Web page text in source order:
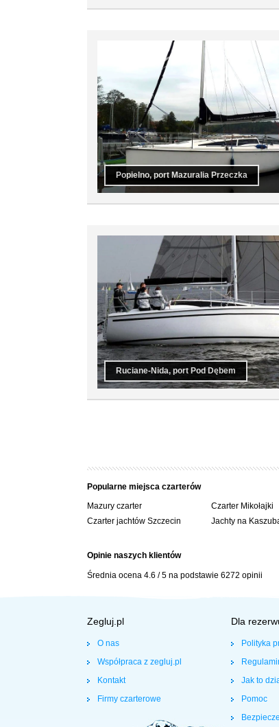
Popielno, port Mazuralia Przeczka
Ruciane-Nida, port Pod Dębem
Popularne miejsca czarterów
Mazury czarter
Czarter jachtów Szczecin
Czarter Mikołajki
Jachty na
Opinie naszych klientów
Średnia ocena 4.6 /5 na podstawie 6272 opinii
Zegluj.pl
O nas
Współpraca z zegluj.pl
Kontakt
Firmy czarterowe
Dla
Polityka
Jak to
Pomoc